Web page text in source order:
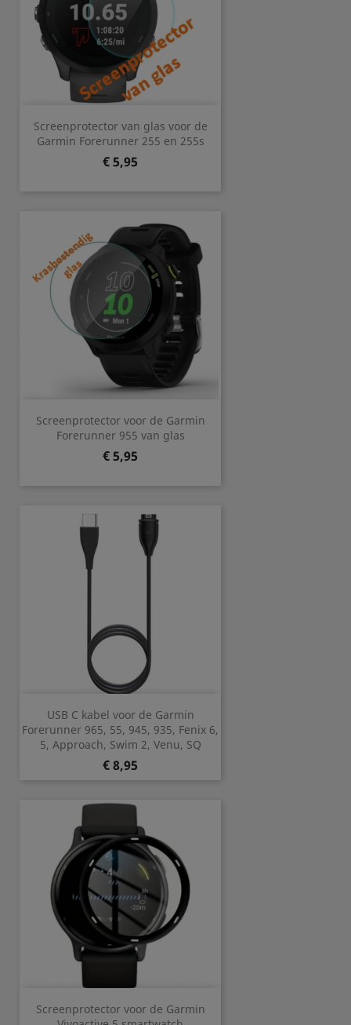
Screenprotector van glas voor de
Garmin Forerunner 255 en 255s
Prijs
€ 5,95
Screenprotector voor de Garmin
Forerunner 955 van glas
Prijs
€ 5,95
USB C kabel voor de Garmin
Forerunner 965, 55, 945, 935, Fenix 6,
5, Approach, Swim 2, Venu, SQ
Prijs
€ 8,95
Screenprotector voor de Garmin